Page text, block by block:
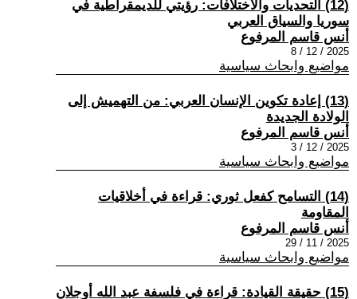
(12) التحديات والاختلافات: رؤيتي للديمقراطية في
سوريا والسياق العربي
أنس قاسم المرفوع
2025 / 12 / 8
مواضيع وابحاث سياسية
(13) إعادة تكوين الإنسان العربي: من التهميش إلى
الولادة الجديدة
أنس قاسم المرفوع
2025 / 12 / 3
مواضيع وابحاث سياسية
(14) التسامح كفعل ثوري: قراءة في أخلاقيات
المقاومة
أنس قاسم المرفوع
2025 / 11 / 29
مواضيع وابحاث سياسية
(15) حقيقة القيادة: قراءة في فلسفة عبد الله أوجلان